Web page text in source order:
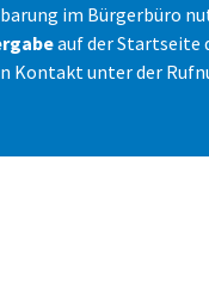
im Bürgerbüro
auf der Startseite
Kontakt unter der